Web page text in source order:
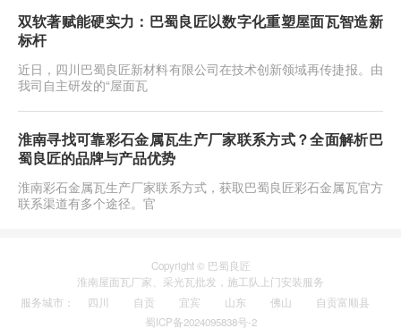
双软著赋能硬实力：巴蜀良匠以数字化重塑屋面瓦智造新
标杆
近日，四川巴蜀良匠新材料有限公司在技术创新领域再传捷报。由
我司自主研发的“屋面瓦
淮南寻找可靠彩石金属瓦生产厂家联系方式？全面解析巴
蜀良匠的品牌与产品优势
淮南彩石金属瓦生产厂家联系方式，获取巴蜀良匠彩石金属瓦官方
联系渠道有多个途径。官
Copyright © 巴蜀良匠
淮南屋面瓦厂家 采光瓦批发，施工队上门安装服务
服务城市 ： 四川 自贡 宜宾 山东 佛山
自贡富顺县
蜀ICP备2024095838号-2